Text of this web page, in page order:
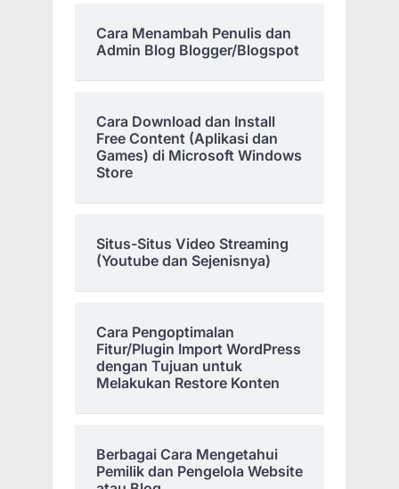
Cara Menambah Penulis dan
Admin Blog Blogger/Blogspot
Cara Download dan Install
Free Content (Aplikasi dan
Games) di Microsoft Windows
Store
Situs-Situs Video Streaming
(Youtube dan Sejenisnya)
Cara Pengoptimalan
Fitur/Plugin Import WordPress
dengan Tujuan untuk
Melakukan Restore Konten
Berbagai Cara Mengetahui
Pemilik dan Pengelola Website